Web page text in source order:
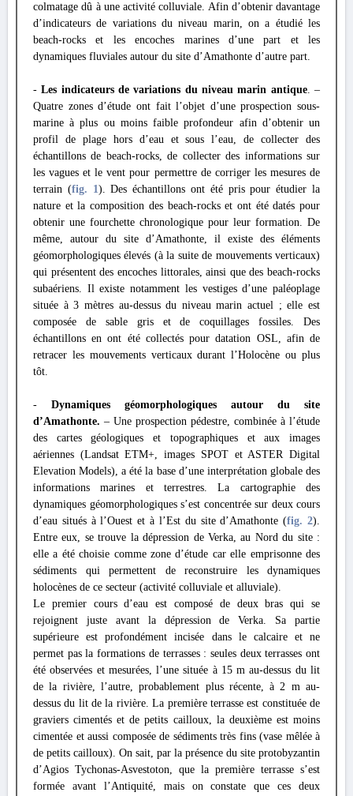
colmatage dû à une activité colluviale. Afin d’obtenir davantage
d’indicateurs de variations du niveau marin, on a étudié les
beach-rocks et les encoches marines d’une part et les
dynamiques fluviales autour du site d’Amathonte d’autre part.
-Les indicateurs de variations du niveau marin antique. –
Quatre zones d’étude ont fait l’objet d’une prospection sous-
marine à plus ou moins faible profondeur afin d’obtenir un
profil de plage hors d’eau et sous l’eau, de collecter des
échantillons de beach-rocks, de collecter des informations sur
les vagues et le vent pour permettre de corriger les mesures de
terrain (fig. 1). Des échantillons ont été pris pour étudier la
nature et la composition des beach-rocks et ont été datés pour
obtenir une fourchette chronologique pour leur formation. De
même, autour du site d’Amathonte, il existe des éléments
géomorphologiques élevés (à la suite de mouvements verticaux)
qui présentent des encoches littorales, ainsi que des beach-rocks
subaériens. Il existe notamment les vestiges d’une paléoplage
située à 3 mètres au-dessus du niveau marin actuel ; elle est
composée de sable gris et de coquillages fossiles. Des
échantillons en ont été collectés pour datation OSL, afin de
retracer les mouvements verticaux durant l’Holocène ou plus
tôt.
- Dynamiques géomorphologiques autour du site
d’Amathonte. – Une prospection pédestre, combinée à l’étude
des cartes géologiques et topographiques et aux images
aériennes (Landsat ETM+, images SPOT et ASTER Digital
Elevation Models), a été la base d’une interprétation globale des
informations marines et terrestres. La cartographie des
dynamiques géomorphologiques s’est concentrée sur deux cours
d’eau situés à l’Ouest et à l’Est du site d’Amathonte (fig. 2).
Entre eux, se trouve la dépression de Verka, au Nord du site :
elle a été choisie comme zone d’étude car elle emprisonne des
sédiments qui permettent de reconstruire les dynamiques
holocènes de ce secteur (activité colluviale et alluviale).
Le premier cours d’eau est composé de deux bras qui se
rejoignent juste avant la dépression de Verka. Sa partie
supérieure est profondément incisée dans le calcaire et ne
permet pas la formations de terrasses : seules deux terrasses ont
été observées et mesurées, l’une située à 15 m au-dessus du lit
de la rivière, l’autre, probablement plus récente, à 2 m au-
dessus du lit de la rivière. La première terrasse est constituée de
graviers cimentés et de petits cailloux, la deuxième est moins
cimentée et aussi composée de sédiments très fins (vase mêlée à
de petits cailloux). On sait, par la présence du site protobyzantin
d’Agios Tychonas-Asvestoton, que la première terrasse s’est
formée avant l’Antiquité, mais on constate que ces deux